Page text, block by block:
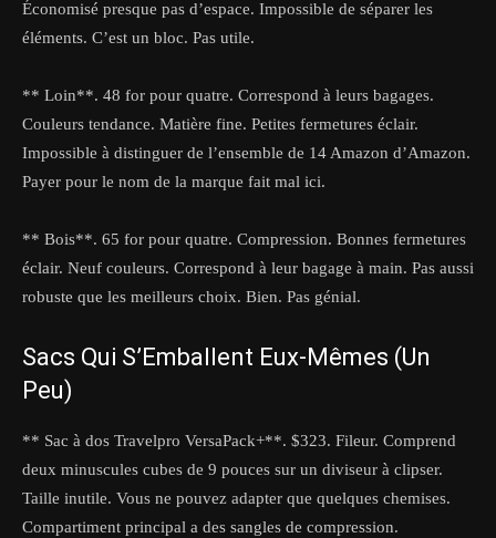
Économisé presque pas d’espace. Impossible de séparer les
éléments. C’est un bloc. Pas utile.
** Loin**. 48 for pour quatre. Correspond à leurs bagages.
Couleurs tendance. Matière fine. Petites fermetures éclair.
Impossible à distinguer de l’ensemble de 14 Amazon d’Amazon.
Payer pour le nom de la marque fait mal ici.
** Bois**. 65 for pour quatre. Compression. Bonnes fermetures
éclair. Neuf couleurs. Correspond à leur bagage à main. Pas aussi
robuste que les meilleurs choix. Bien. Pas génial.
Sacs Qui S’Emballent Eux-Mêmes (Un
Peu)
** Sac à dos Travelpro VersaPack+**. $323. Fileur. Comprend
deux minuscules cubes de 9 pouces sur un diviseur à clipser.
Taille inutile. Vous ne pouvez adapter que quelques chemises.
Compartiment principal a des sangles de compression.